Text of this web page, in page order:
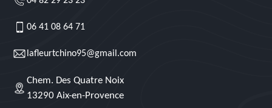
06 41 08 64 71
lafleurtchino95@gmail.com
Chem. Des Quatre Noix
13290 Aix-en-Provence